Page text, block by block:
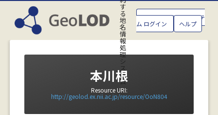
す
る
地
名
情
報
処
理
シ
ス
テ
ム
GeoLOD地名管理システ
ム ログイン ヘルプ
本川根
Resource URI:
http://geolod.ex.nii.ac.jp/resource/OoN804